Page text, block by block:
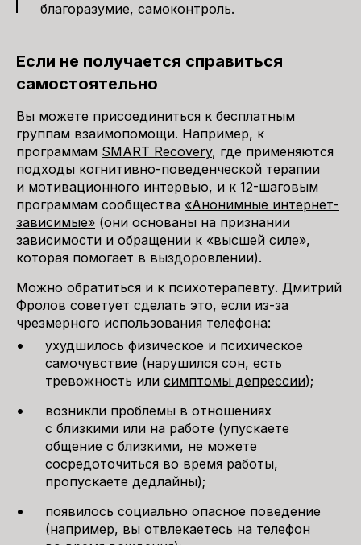
благоразумие, самоконтроль.
Если не получается справиться
самостоятельно
Вы можете присоединиться к бесплатным
группам взаимопомощи. Например, к
программам SMART Recovery, где применяются
подходы когнитивно-поведенческой терапии
и мотивационного интервью, и к 12-шаговым
программам сообщества «Анонимные интернет-
зависимые» (они основаны на признании
зависимости и обращении к «высшей силе»,
которая помогает в выздоровлении).
Можно обратиться и к психотерапевту. Дмитрий
Фролов советует сделать это, если из-за
чрезмерного использования телефона:
ухудшилось физическое и психическое
самочувствие (нарушился сон, есть
тревожность илисимптомы депрессии);
возникли проблемы в отношениях
с близкими или на работе (упускаете
общение с близкими, не можете
сосредоточиться во время работы,
пропускаете дедлайны);
появилось социально опасное поведение
(например, вы отвлекаетесь на телефон